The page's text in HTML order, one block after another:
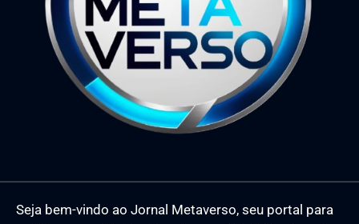
Seja bem-vindo ao Jornal Metaverso, seu portal para